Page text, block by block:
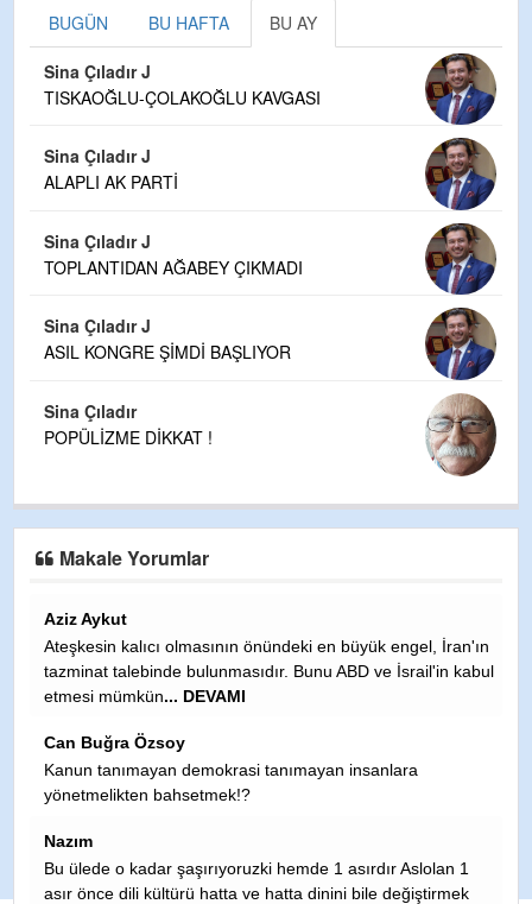
BUGÜN BU HAFTA BU AY
Sina Çıladır J
TISKAOĞLU-ÇOLAKOĞLU KAVGASI
Sina Çıladır J
ALAPLI AK PARTİ
Sina Çıladır J
TOPLANTIDAN AĞABEY ÇIKMADI
Sina Çıladır J
ASIL KONGRE ŞİMDİ BAŞLIYOR
Sina Çıladır
POPÜLİZME DİKKAT !
Makale Yorumlar
İran'ın
kabul
Aslolan 1
Fatih Öz
Müthiş, gerçekçi bir analiz. Keşke ulusal basında da bu
çıksa ve tüm siyasiler ile geniş kesimlerin bilgisi olsa,
tarafından d... DEVAMI
Fatih Õzkan
Sayın Çıladır, bana göre 81 il yeterlidir. Hiçbir ilçe il
yapılmamalıdır. Çünkü çok sayıda ilçenin il yapılması
Rahmi erdem
Çok çok geçmiş olsun teyze kızı Allah yar ve